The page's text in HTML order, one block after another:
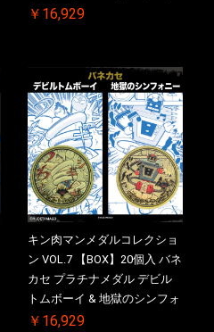
ドライバー VS.ネックカット
メダル(非売品)付
￥16,929
キン肉マンメダルコレクショ
ン VOL.7 【BOX】20個入 バネ
カセ プラチナメダル デビル
トムボーイ & 地獄のシンフォ
ニー ケース付き【初回購入特
￥16,929